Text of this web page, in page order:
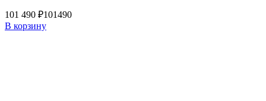
101 490 ₽101490
В корзину